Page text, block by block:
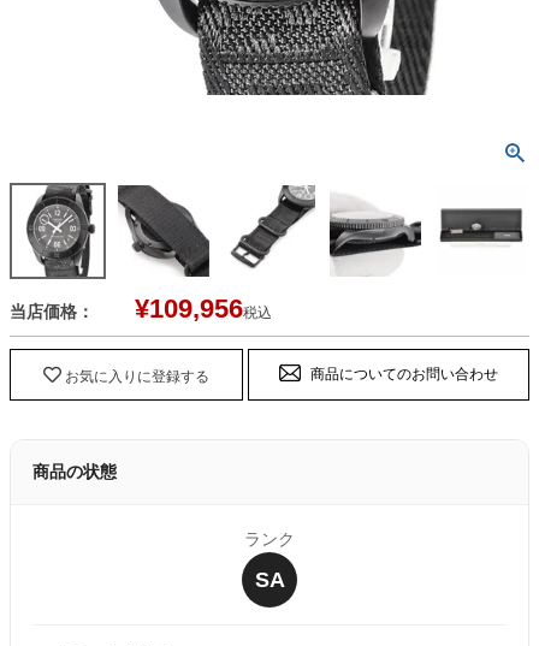
当店価格： ¥109,956税込
お気に入りに登録する 商品についてのお問い合わせ
商品の状態
ランク
SA